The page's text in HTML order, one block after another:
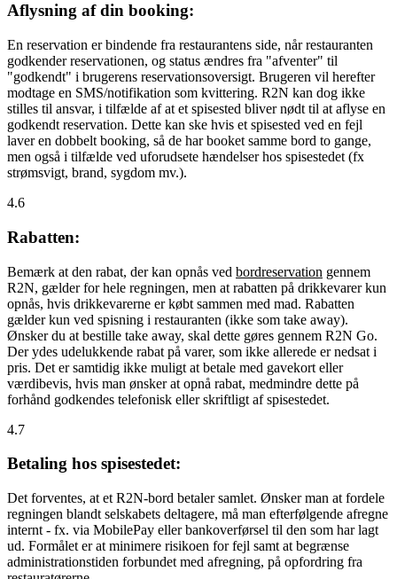
Aflysning af din booking:
En reservation er bindende fra restaurantens side, når restauranten
godkender reservationen, og status ændres fra "afventer" til
"godkendt" i brugerens reservationsoversigt. Brugeren vil herefter
modtage en SMS/notifikation som kvittering. R2N kan dog ikke
stilles til ansvar, i tilfælde af at et spisested bliver nødt til at aflyse en
godkendt reservation. Dette kan ske hvis et spisested ved en fejl
laver en dobbelt booking, så de har booket samme bord to gange,
men også i tilfælde ved uforudsete hændelser hos spisestedet (fx
strømsvigt, brand, sygdom mv.).
4.6
Rabatten:
Bemærk at den rabat, der kan opnås ved bordreservation gennem
R2N, gælder for hele regningen, men at rabatten på drikkevarer kun
opnås, hvis drikkevarerne er købt sammen med mad. Rabatten
gælder kun ved spisning i restauranten (ikke som take away).
Ønsker du at bestille take away, skal dette gøres gennem R2N Go.
Der ydes udelukkende rabat på varer, som ikke allerede er nedsat i
pris. Det er samtidig ikke muligt at betale med gavekort eller
værdibevis, hvis man ønsker at opnå rabat, medmindre dette på
forhånd godkendes telefonisk eller skriftligt af spisestedet.
4.7
Betaling hos spisestedet:
Det forventes, at et R2N-bord betaler samlet. Ønsker man at fordele
regningen blandt selskabets deltagere, må man efterfølgende afregne
internt - fx. via MobilePay eller bankoverførsel til den som har lagt
ud. Formålet er at minimere risikoen for fejl samt at begrænse
administrationstiden forbundet med afregning, på opfordring fra